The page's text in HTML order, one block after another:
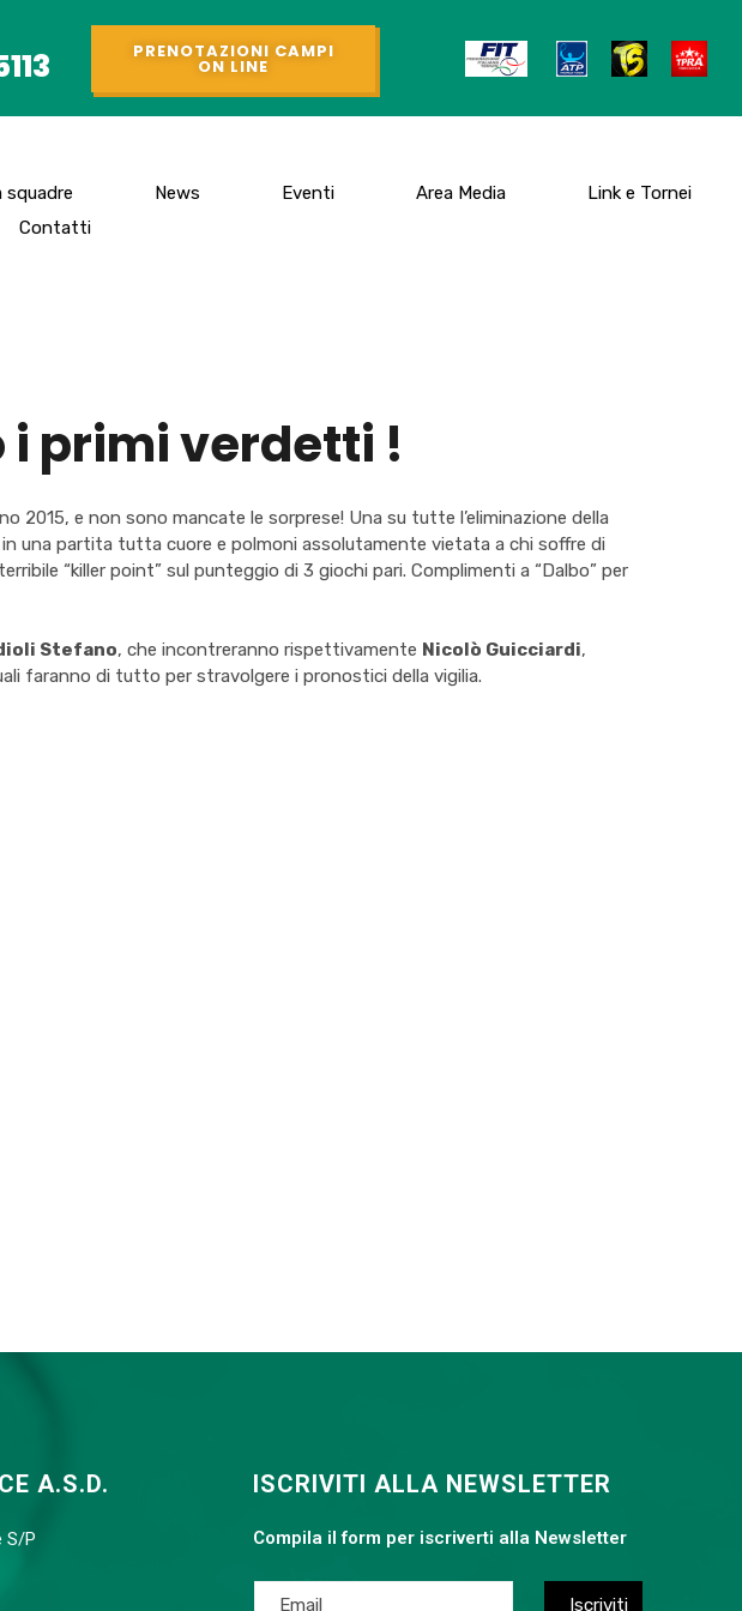
PRENOTAZIONI CAMPI
ON LINE
squadre News Eventi Area Media
Link e Tornei
Contatti
i primi verdetti !
2015, e non sono mancate le sorprese! Una su tutte l’eliminazione della
in una partita tutta cuore e polmoni assolutamente vietata a chi soffre di
“killer point” sul punteggio di 3 giochi pari. Complimenti a “Dalbo” per
Stefano, che incontreranno rispettivamente Nicolò Guicciardi,
faranno di tutto per stravolgere i pronostici della vigilia.
A.S.D.
S/P
ISCRIVITI ALLA NEWSLETTER
Compila il form per iscriverti alla Newsletter